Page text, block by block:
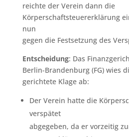
reichte der Verein dann die
Körperschaftsteuererklärung
nun
gegen die Festsetzung des
Entscheidung: Das
Berlin-Brandenburg (FG) wies
gerichtete Klage ab:
Der Verein hatte die
verspätet
abgegeben, da er vorzeitig